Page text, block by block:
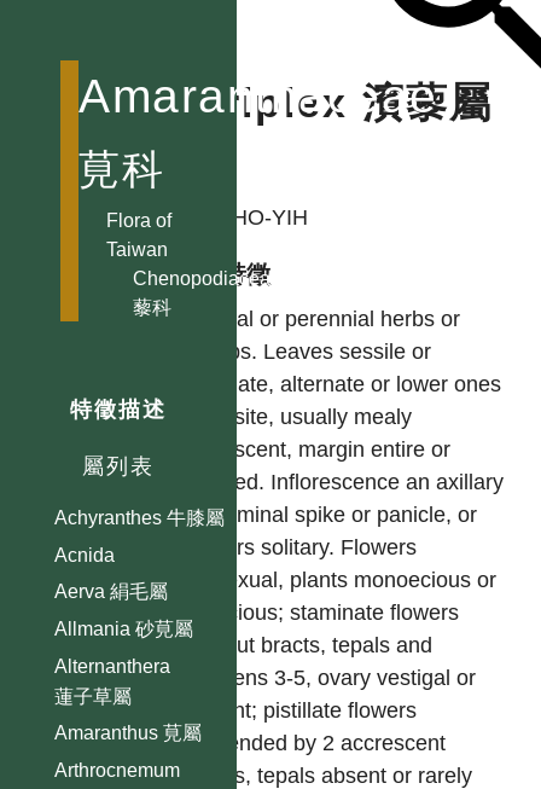
Amaranthaceae
莧科
Flora of
Taiwan
Chenopodiaceae
藜科
特徵描述
屬列表
Achyranthes 牛膝屬
Acnida
Aerva 絹毛屬
Allmania 砂莧屬
Alternanthera
蓮子草屬
Amaranthus 莧屬
Arthrocnemum
Atriplex 濱藜屬
LIU, HO-YIH
型態特徵
Annual or perennial herbs or
shrubs. Leaves sessile or
petiolate, alternate or lower ones
opposite, usually mealy
pubescent, margin entire or
toothed. Inflorescence an axillary
or terminal spike or panicle, or
flowers solitary. Flowers
unisexual, plants monoecious or
dioecious; staminate flowers
without bracts, tepals and
stamens 3-5, ovary vestigal or
absent; pistillate flowers
subtended by 2 accrescent
bracts, tepals absent or rarely